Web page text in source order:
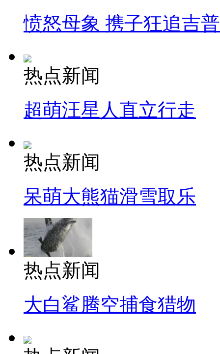
愤怒母象 携子狂追吉
热点新闻
超萌汪星人直立行走
热点新闻
呆萌大熊猫滑雪取乐
热点新闻
大白鲨腾空捕食猎物